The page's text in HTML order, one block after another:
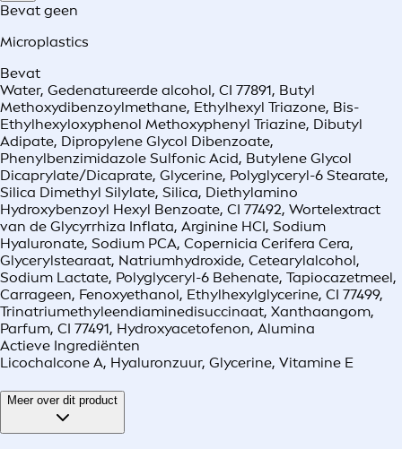
Bevat geen
Microplastics
Bevat
Water, Gedenatureerde alcohol, CI 77891, Butyl
Methoxydibenzoylmethane, Ethylhexyl Triazone, Bis-
Ethylhexyloxyphenol Methoxyphenyl Triazine, Dibutyl
Adipate, Dipropylene Glycol Dibenzoate,
Phenylbenzimidazole Sulfonic Acid, Butylene Glycol
Dicaprylate/Dicaprate, Glycerine, Polyglyceryl-6 Stearate,
Silica Dimethyl Silylate, Silica, Diethylamino
Hydroxybenzoyl Hexyl Benzoate, CI 77492, Wortelextract
van de Glycyrrhiza Inflata, Arginine HCI, Sodium
Hyaluronate, Sodium PCA, Copernicia Cerifera Cera,
Glycerylstearaat, Natriumhydroxide, Cetearylalcohol,
Sodium Lactate, Polyglyceryl-6 Behenate, Tapiocazetmeel,
Carrageen, Fenoxyethanol, Ethylhexylglycerine, CI 77499,
Trinatriumethyleendiaminedisuccinaat, Xanthaangom,
Parfum, CI 77491, Hydroxyacetofenon, Alumina
Actieve Ingrediënten
Licochalcone A, Hyaluronzuur, Glycerine, Vitamine E
Meer over dit product